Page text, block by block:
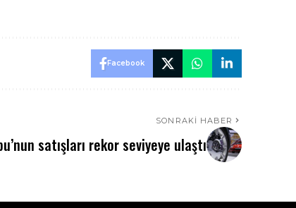
Facebook
SONRAKI HABER
satışları rekor seviyeye ulaştı